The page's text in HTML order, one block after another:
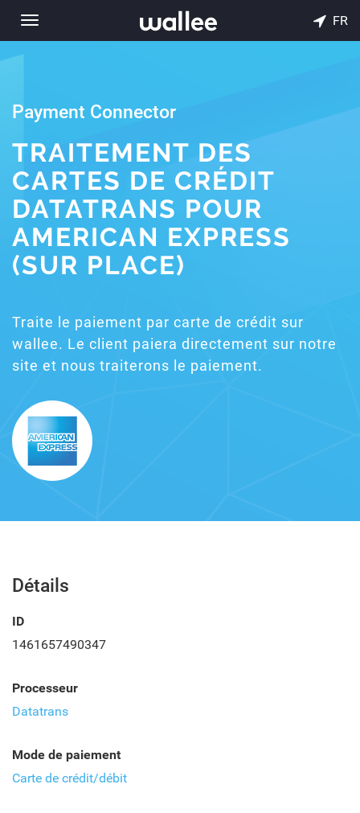
Toggle
navigation
FR
Payment Connector
TRAITEMENT DES
CARTES DE CRÉDIT
DATATRANS POUR
AMERICAN EXPRESS
(SUR PLACE)
Traite le paiement par carte de crédit sur
wallee. Le client paiera directement sur notre
site et nous traiterons le paiement.
Détails
ID
1461657490347
Processeur
Datatrans
Mode de paiement
Carte de crédit/débit